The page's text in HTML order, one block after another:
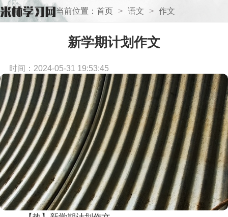
当前位置： 首页 > 语文 > 作文
新学期计划作文
时间：2024-05-31 19:53:45